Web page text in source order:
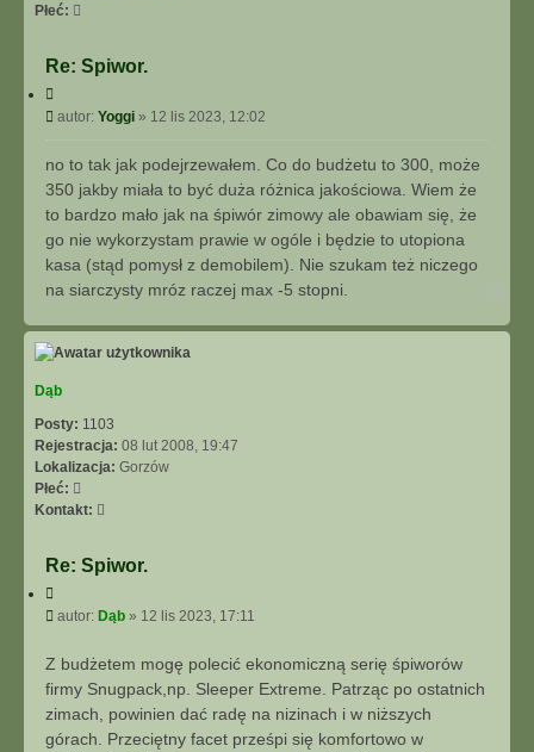
Płeć:
Re: Spiwor.
y
j
P
o
s
autor: Yoggi » 12 lis 2023, 12:02
no to tak jak podejrzewałem. Co do budżetu to 300, może
350 jakby miała to być duża różnica jakościowa. Wiem że
to bardzo mało jak na śpiwór zimowy ale obawiam się, że
go nie wykorzystam prawie w ogóle i będzie to utopiona
kasa (stąd pomysł z demobilem). Nie szukam też niczego
na siarczysty mróz raczej max -5 stopni.
g
Dąb
Posty: 1103
Rejestracja: 08 lut 2008, 19:47
Lokalizacja: Gorzów
Płeć:
Kontakt:
n
a
t
s
Re: Spiwor.
y
j
P
s
autor: Dąb » 12 lis 2023, 17:11
Z budżetem mogę polecić ekonomiczną serię śpiworów
firmy Snugpack,np. Sleeper Extreme. Patrząc po ostatnich
zimach, powinien dać radę na nizinach i w niższych
górach. Przeciętny facet prześpi się komfortowo w